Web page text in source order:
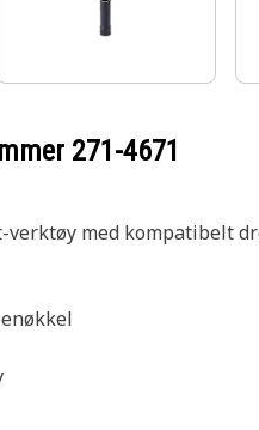
271-4671
med kompatibelt